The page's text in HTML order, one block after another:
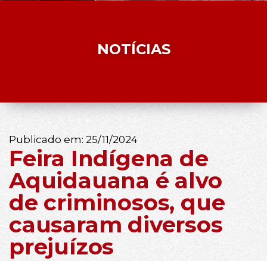
NOTÍCIAS
Publicado em: 25/11/2024
Feira Indígena de
Aquidauana é alvo
de criminosos, que
causaram diversos
prejuízos